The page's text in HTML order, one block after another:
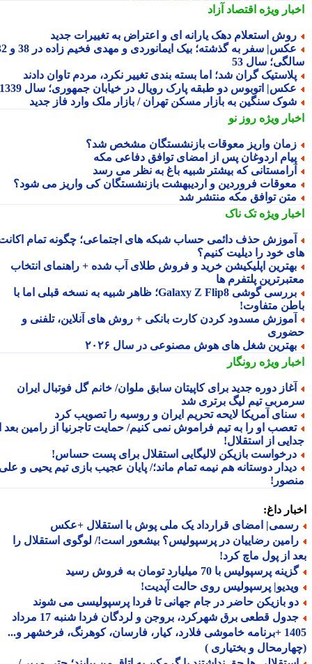
ویژهاقتصاد آزاد
استعلام دهک یارانه ای و اعتراض به تغییرات جدید
عکس| سفر به گذشته؛ بیک ایمانوردی و مهدی فخیم زاده در 38 و 32
سال 53
گران شد؛ اما بسته بندی تغییر نکرد، مردم تاوان دادند
اتوبوس دو طبقه پارک رویال در خیابان جمهوری؛ سال 1339
سنگین به بازار مسکن تهران / بازار ملک وارد فاز جدید
ویژهروز نو
واریز معوقات بازنشستگان مشخص شد؟
اردوغان پس از امضای توافق دفاعی مکه
که بیشتر شبیه باغ به نظر می رسد
فروردین و اردیبهشت بازنشستگان کی واریز می شود؟
توافق مکه منتشر شد
ویژهتک ناک
حذف دائمی حساب شبکه های اجتماعی؛ چگونه تمام اکانت
خود را دیلیت کنیم؟
اپلیکیشن خرید و فروش طلای آب شده + راهنمای انتخاب
پلتفرم ها
بررسی گوشی Galaxy Z Flip8؛ ظاهر شبیه به نسخه قبلی اما با
متفاوت!
مسدود کردن کارت بانکی + روش های آنلاین، تلفنی و
شغل های هوش مصنوعی در سال ۲۰۲۶
ویژهرونگار
دوره جدید برای کاپیتان سابق ملوان/ خانم گل فوتبال ایران
تیم لیگ برتری شد
آمریکا لایحه تحریم ایران و روسیه را تصویب کرد
او را به تیم فراموش نمی کنیم/ حمایت تاجرنیا از رامین بعد از
از استقلال!
بازیکن لالیگایی استقلال برای پست حساس!
دوستانه هم نیمه تمام ماند؛/ پایان عجیب بازی تیم یحیی و علی
داغ:
امضای قرارداد یک ملی پوش با استقلال +عکس
رضاییان در پرسپولیس؟ بیشعور است!/ لوگوی استقلال را
از پول ماچ کرد!
پرسپولیس با 70 میلیارد تومان به فروش رسید
پرسپولیس روی حالت آپدیت!
بازیکن حاضر در جام جهانی تا فردا پرسپولیسی می شوند
جدول قطعی برق شهرکرد، بروجن و لردگان فردا شنبه 17 مرداد
1405 +برنامه خاموشی فلارد، کیار، فارسان، کوهرنگ، فرخشهر و...
و بختیاری )